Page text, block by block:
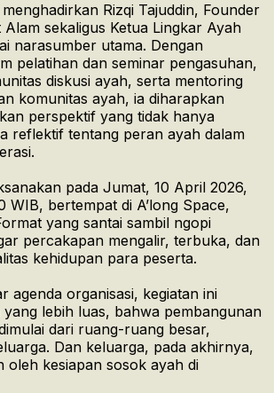
Rizqi Tajuddin, Founder
sekaligus Ketua Lingkar Ayah
narasumber utama. Dengan
pelatihan dan seminar pengasuhan,
diskusi ayah, serta mentoring
komunitas ayah, ia diharapkan
perspektif yang tidak hanya
reflektif tentang peran ayah dalam
pada Jumat, 10 April 2026,
WIB, bertempat di A’long Space,
yang santai sambil ngopi
percakapan mengalir, terbuka, dan
kehidupan para peserta.
agenda organisasi, kegiatan ini
yang lebih luas, bahwa pembangunan
dari ruang-ruang besar,
Dan keluarga, pada akhirnya,
oleh kesiapan sosok ayah di